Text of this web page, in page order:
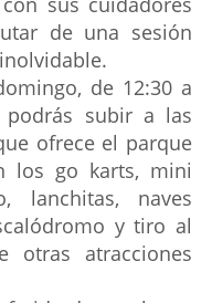
de una sesión
de 12:30 a
podrás subir a las
ofrece el parque
los go karts, mini
lanchitas, naves
y tiro al
otras atracciones